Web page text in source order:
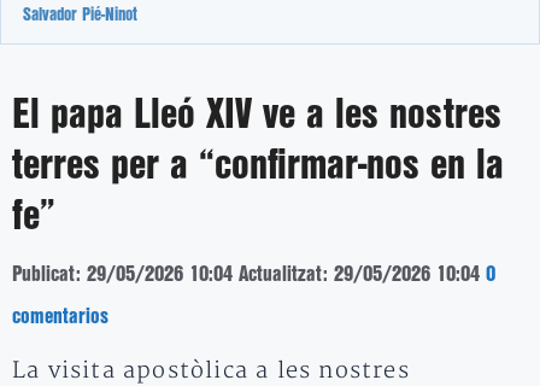
Salvador Pié-Ninot
El papa Lleó XIV ve a les nostres
terres per a “confirmar-nos en la
fe”
Publicat: 29/05/2026 10:04 Actualitzat: 29/05/2026 10:04 0
comentarios
La visita apostòlica a les nostres